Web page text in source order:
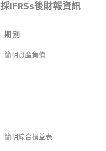
採IFRSs後財報資訊
期 別
簡明資產負債
簡明綜合損益表